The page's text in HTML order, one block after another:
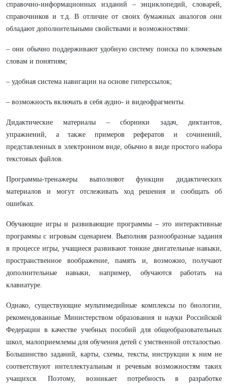
справочно-информационных изданий – энциклопедий, словарей,
справочников и т.д. В отличие от своих бумажных аналогов они
обладают дополнительными свойствами и возможностями:
– они обычно поддерживают удобную систему поиска по ключевым
словам и понятиям;
– удобная система навигации на основе гиперссылок;
– возможность включать в себя аудио- и видеофрагменты.
Дидактические материалы – сборники задач, диктантов,
упражнений, а также примеров рефератов и сочинений,
представленных в электронном виде, обычно в виде простого набора
текстовых файлов.
Программы-тренажеры выполняют функции дидактических
материалов и могут отслеживать ход решения и сообщать об
ошибках.
Обучающие игры и развивающие программы – это интерактивные
программы с игровым сценарием. Выполняя разнообразные задания
в процессе игры, учащиеся развивают тонкие двигательные навыки,
пространственное воображение, память и, возможно, получают
дополнительные навыки, например, обучаются работать на
клавиатуре.
Однако, существующие мультимедийные комплексы по биологии,
рекомендованные Министерством образования и науки Российской
Федерации в качестве учебных пособий для общеобразовательных
школ, малоприемлемы для обучения детей с умственной отсталостью.
Большинство заданий, карты, схемы, тексты, инструкции к ним не
соответствуют интеллектуальным и речевым возможностям таких
учащихся. Поэтому, возникает потребность в разработке